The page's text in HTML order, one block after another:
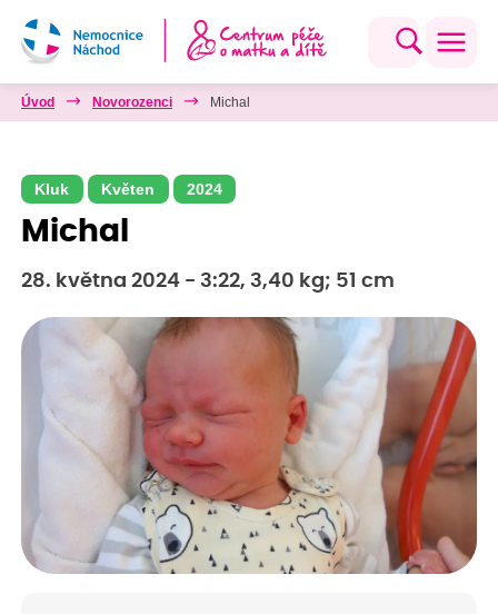
Úvod Novorozenci Michal
Kluk Květen 2024
Michal
28. května 2024 - 3:22, 3,40 kg; 51 cm